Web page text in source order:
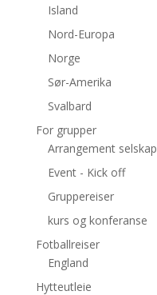
Island
Nord-Europa
Norge
Sør-Amerika
Svalbard
For grupper
Arrangement selskap
Event - Kick off
Gruppereiser
kurs og konferanse
Fotballreiser
England
Hytteutleie